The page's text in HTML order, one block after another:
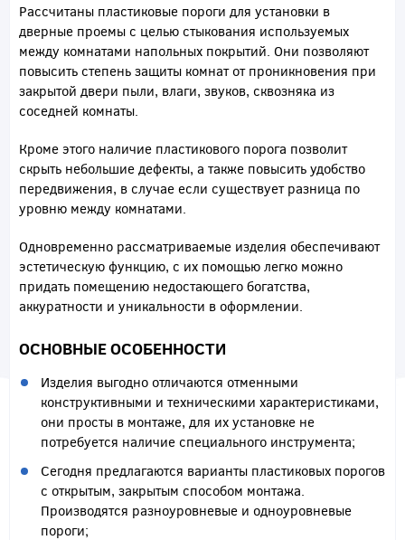
Рассчитаны пластиковые пороги для установки в
дверные проемы с целью стыкования используемых
между комнатами напольных покрытий. Они позволяют
повысить степень защиты комнат от проникновения при
закрытой двери пыли, влаги, звуков, сквозняка из
соседней комнаты.
Кроме этого наличие пластикового порога позволит
скрыть небольшие дефекты, а также повысить удобство
передвижения, в случае если существует разница по
уровню между комнатами.
Одновременно рассматриваемые изделия обеспечивают
эстетическую функцию, с их помощью легко можно
придать помещению недостающего богатства,
аккуратности и уникальности в оформлении.
ОСНОВНЫЕ ОСОБЕННОСТИ
Изделия выгодно отличаются отменными
конструктивными и техническими характеристиками,
они просты в монтаже, для их установке не
потребуется наличие специального инструмента;
Сегодня предлагаются варианты пластиковых порогов
с открытым, закрытым способом монтажа.
Производятся разноуровневые и одноуровневые
пороги;